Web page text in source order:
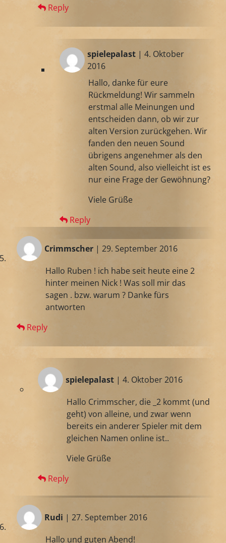
Reply
spielepalast| 4. Oktober
2016
Hallo, danke für eure
Rückmeldung! Wir sammeln
erstmal alle Meinungen und
entscheiden dann, ob wir zur
alten Version zurückgehen. Wir
fanden den neuen Sound
übrigens angenehmer als den
alten Sound, also vielleicht ist es
nur eine Frage der Gewöhnung?
Viele Grüße
Reply
Crimmscher | 29. September 2016
Hallo Ruben ! ich habe seit heute eine 2
hinter meinen Nick ! Was soll mir das
sagen . bzw. warum ? Danke fürs
antworten
Reply
spielepalast | 4. Oktober 2016
Hallo Crimmscher, die _2 kommt (und
geht) von alleine, und zwar wenn
bereits ein anderer Spieler mit dem
gleichen Namen online ist..
Viele Grüße
Reply
Rudi | 27. September 2016
Hallo und guten Abend!